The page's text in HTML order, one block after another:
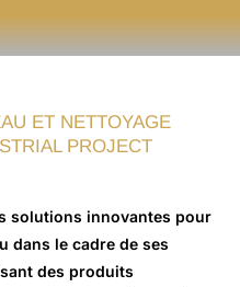
ET NETTOYAGE
PROJECT
solutions innovantes pour
dans le cadre de ses
des produits